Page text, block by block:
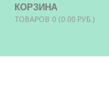
КОРЗИНА
ТОВАРОВ 0 (0.00 РУБ.)